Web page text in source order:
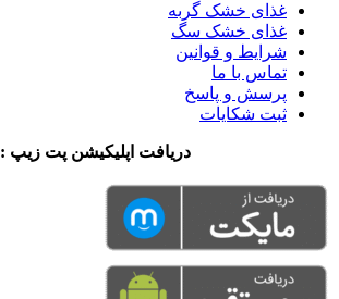
غذای خشک گربه
غذای خشک سگ
شرایط و قوانین
تماس با ما
پرسش و پاسخ
ثبت شکایات
دریافت اپلیکیشن پت زیپ :